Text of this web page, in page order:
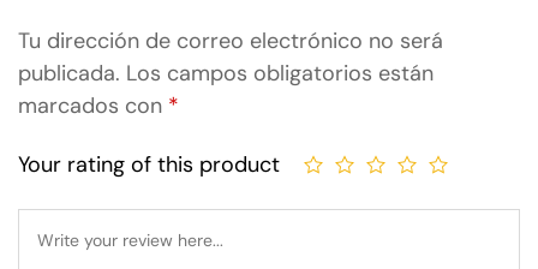
Tu dirección de correo electrónico no será
publicada. Los campos obligatorios están
marcados con *
Your rating of this product